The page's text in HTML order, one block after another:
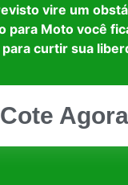
vire um
para Moto você
curtir sua
Cote Agora